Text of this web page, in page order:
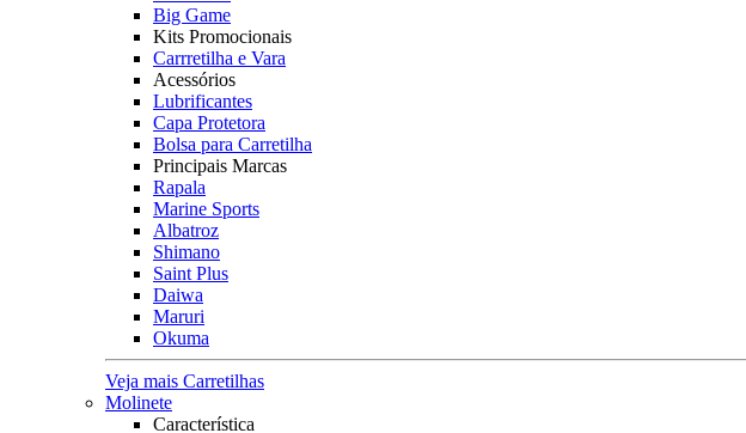
Big Game
Kits Promocionais
Carrretilha e Vara
Acessórios
Lubrificantes
Capa Protetora
Bolsa para Carretilha
Principais Marcas
Rapala
Marine Sports
Albatroz
Shimano
Saint Plus
Daiwa
Maruri
Okuma
Veja mais Carretilhas
Molinete
Característica